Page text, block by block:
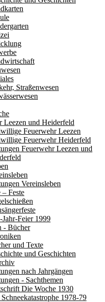
Straßenwesen
Leezen und Heiderfeld
Feuerwehr Leezen
Feuerwehr Heiderfeld
Feuerwehr Leezen und
Vereinsleben
– Feste
Jahr-Feier 1999
- Bücher
und Texte
und Geschichten
nach Jahrgängen
- Sachthemen
Die Woche 1930
1978-79